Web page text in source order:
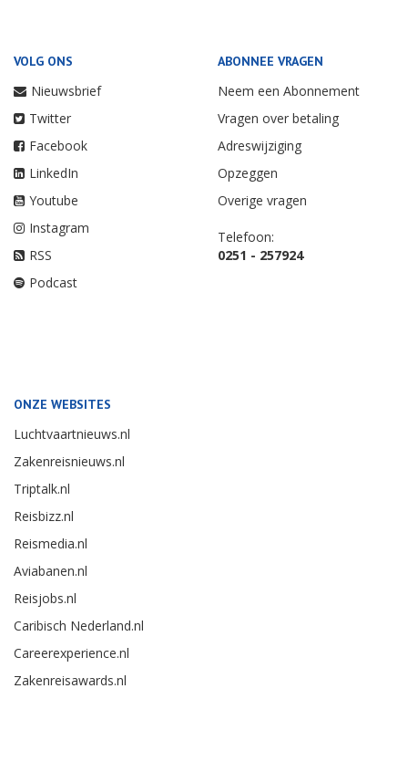
VOLG ONS
Nieuwsbrief
Twitter
Facebook
LinkedIn
Youtube
Instagram
RSS
Podcast
ABONNEE VRAGEN
Neem een Abonnement
Vragen over betaling
Adreswijziging
Opzeggen
Overige vragen
Telefoon:
0251 - 257924
ONZE WEBSITES
Luchtvaartnieuws.nl
Zakenreisnieuws.nl
Triptalk.nl
Reisbizz.nl
Reismedia.nl
Aviabanen.nl
Reisjobs.nl
Caribisch Nederland.nl
Careerexperience.nl
Zakenreisawards.nl